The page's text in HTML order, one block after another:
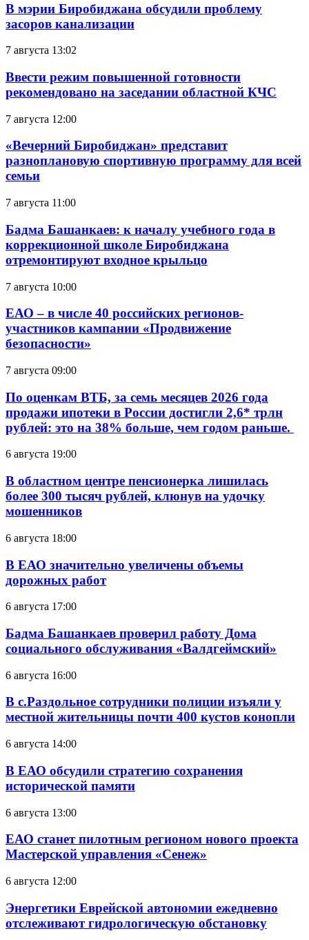
В мэрии Биробиджана обсудили проблему
засоров канализации
7 августа 13:02
Ввести режим повышенной готовности
рекомендовано на заседании областной КЧС
7 августа 12:00
«Вечерний Биробиджан» представит
разноплановую спортивную программу для всей
семьи
7 августа 11:00
Бадма Башанкаев: к началу учебного года в
коррекционной школе Биробиджана
отремонтируют входное крыльцо
7 августа 10:00
ЕАО – в числе 40 российских регионов-
участников кампании «Продвижение
безопасности»
7 августа 09:00
По оценкам ВТБ, за семь месяцев 2026 года
продажи ипотеки в России достигли 2,6* трлн
рублей: это на 38% больше, чем годом раньше.
6 августа 19:00
В областном центре пенсионерка лишилась
более 300 тысяч рублей, клюнув на удочку
мошенников
6 августа 18:00
В ЕАО значительно увеличены объемы
дорожных работ
6 августа 17:00
Бадма Башанкаев проверил работу Дома
социального обслуживания «Валдгеймский»
6 августа 16:00
В с.Раздольное сотрудники полиции изъяли у
местной жительницы почти 400 кустов конопли
6 августа 14:00
В ЕАО обсудили стратегию сохранения
исторической памяти
6 августа 13:00
ЕАО станет пилотным регионом нового проекта
Мастерской управления «Сенеж»
6 августа 12:00
Энергетики Еврейской автономии ежедневно
отслеживают гидрологическую обстановку